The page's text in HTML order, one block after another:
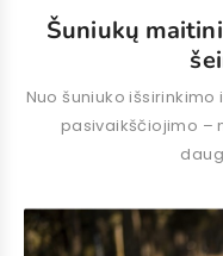
Šuniukų
Nuo šuniuko
pasivaikščiojimo –